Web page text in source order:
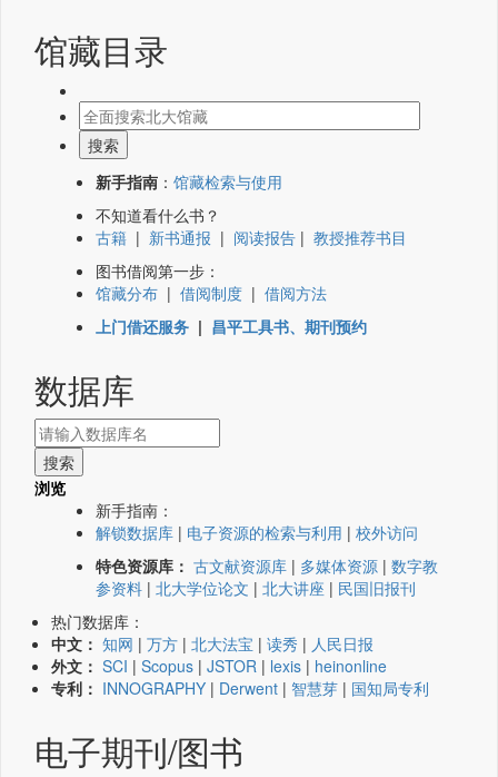
馆藏目录
新手指南 ： 馆藏检索与使用
不知道看什么书？
古籍 | 新书通报 | 阅读报告 | 教授推荐书目
图书借阅第一步：
馆藏分布 | 借阅制度 | 借阅方法
上门借还服务 | 昌平工具书、期刊预约
数据库
浏览
新手指南：
解锁数据库 | 电子资源的检索与利用 | 校外访问
特色资源库： 古文献资源库 | 多媒体资源 | 数字教
参资料 | 北大学位论文 | 北大讲座 | 民国旧报刊
热门数据库：
中文： 知网 | 万方 | 北大法宝 | 读秀 | 人民日报
外文： SCI | Scopus | JSTOR | lexis | heinonline
专利： INNOGRAPHY | Derwent | 智慧芽 | 国知局专利
电子期刊/图书